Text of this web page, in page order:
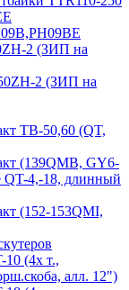
2 (ЗИП на
2 (ЗИП на
ТВ-50,60 (QT,
(139QMB, GY6-
QT-4,-18, длинный
(152-153QMI,
(4х т.,
алл. 12")